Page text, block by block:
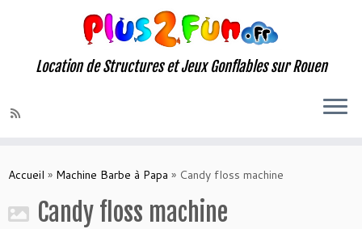
to
Location de Structures et Jeux Gonflables sur Rouen
Accueil » Machine Barbe à Papa » Candy floss machine
Candy floss machine